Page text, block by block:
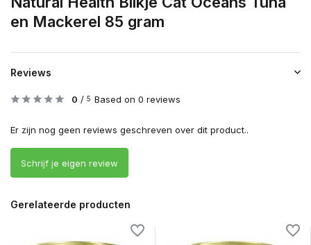
en Mackerel 85 gram
Reviews
0 / 5 Based on 0 reviews
Er zijn nog geen reviews geschreven over dit product..
Schrijf je eigen review
Gerelateerde producten